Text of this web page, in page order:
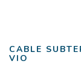
CABLE
VIO